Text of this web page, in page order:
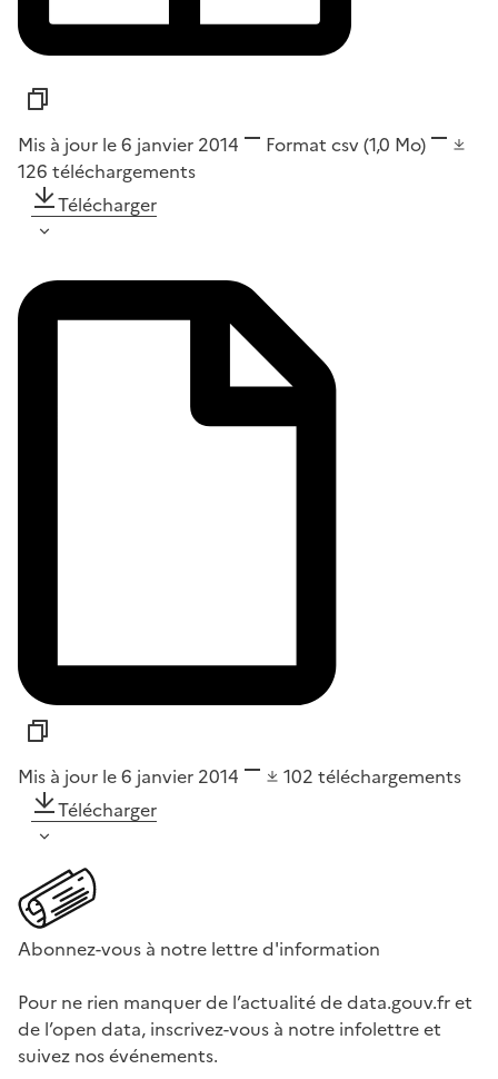
Mis à jour le 6 janvier 2014 Format csv(1,0 Mo)
126 téléchargements
Télécharger
Mis à jour le 6 janvier 2014 102 téléchargements
Télécharger
Abonnez-vous à notre lettre d'information
Pour ne rien manquer de l’actualité de data.gouv.fr et
de l’open data, inscrivez-vous à notre infolettre et
suivez nos événements.